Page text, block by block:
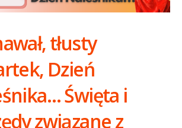
tłusty
Dzień
Święta i
związane z